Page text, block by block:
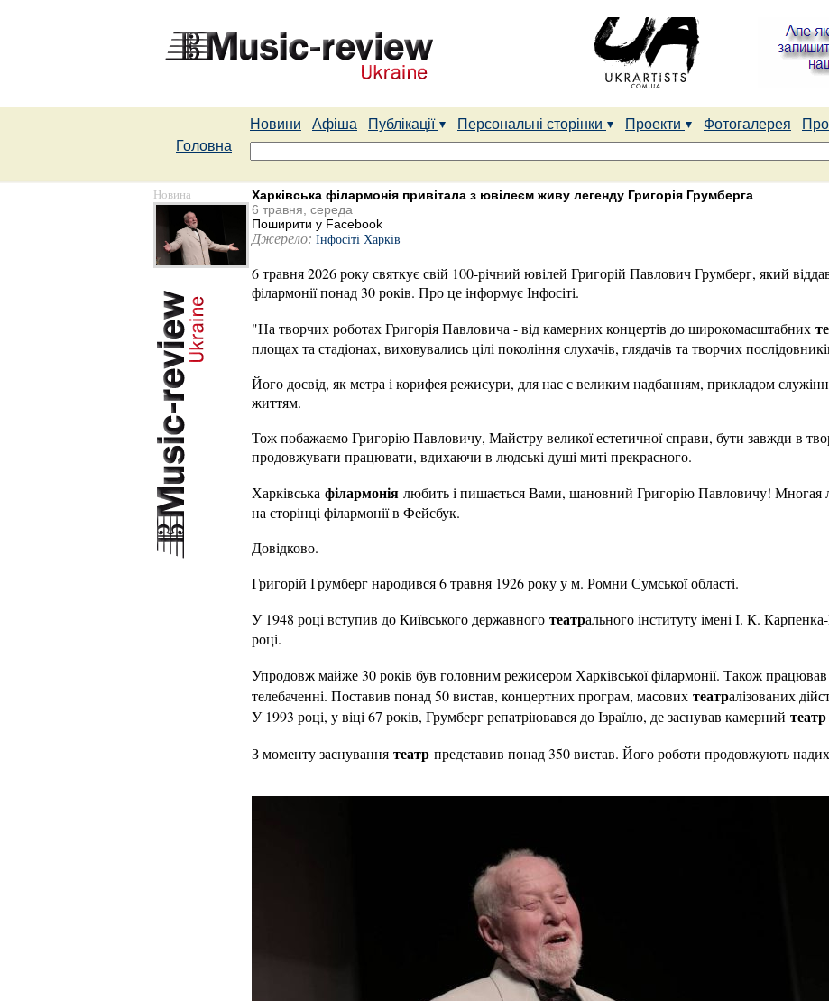
Новини Афіша Публікації Персональні сторінки Проекти Фотогалерея
Головна
Новина
Харківська філармонія привітала з ювілеєм живу легенду Григорія Грумберга
6 травня, середа
Поширити у Facebook
Джерело: Інфосіті Харків
6 травня 2026 року святкує свій 100-річний ювілей Григорій Павлович Грумберг, який
філармонії понад 30 років. Про це інформує Інфосіті.
"На творчих роботах Григорія Павловича - від камерних концертів до широкомасштабних
площах та стадіонах, виховувались цілі покоління слухачів, глядачів та творчих
Його досвід, як метра і корифея режисури, для нас є великим надбанням, прикладом
життям.
Тож побажаємо Григорію Павловичу, Майстру великої естетичної справи, бути завжди в
продовжувати працювати, вдихаючи в людські душі миті прекрасного.
Харківська філармонія любить і пишається Вами, шановний Григорію Павловичу! Многая
на сторінці філармонії в Фейсбук.
Довідково.
Григорій Грумберг народився 6 травня 1926 року у м. Ромни Сумської області.
У 1948 році вступив до Київського державного театрального інституту імені І. К.
році.
Упродовж майже 30 років був головним режисером Харківської філармонії. Також
телебаченні. Поставив понад 50 вистав, концертних програм, масових театралізованих
У 1993 році, у віці 67 років, Грумберг репатріювався до Ізраїлю, де заснував камерний театр
З моменту заснування театр представив понад 350 вистав. Його роботи продовжують